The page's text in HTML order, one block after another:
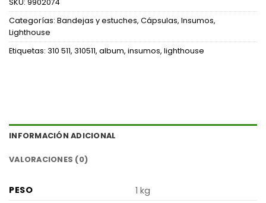
SKU: 9902074
Categorías: Bandejas y estuches, Cápsulas, Insumos,
Lighthouse
Etiquetas: 310 511, 310511, album, insumos, lighthouse
INFORMACIÓN ADICIONAL
VALORACIONES (0)
PESO
1 kg